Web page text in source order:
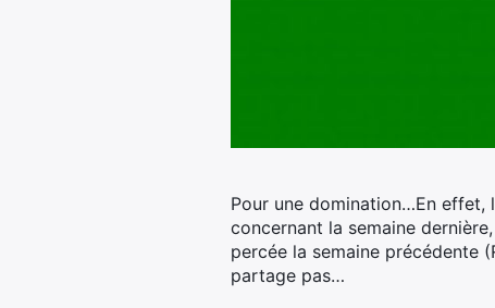
Pour une domination…En effet,
concernant la semaine
percée la semaine précédente
partage pas…